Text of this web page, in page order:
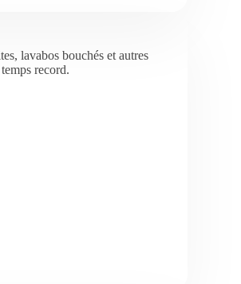
lavabos bouchés et autres
record.